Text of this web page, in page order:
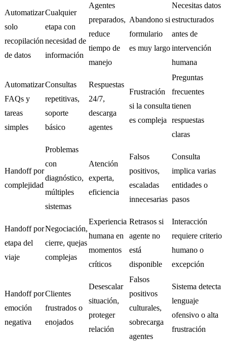
Automatizar
solo
recopilación
de datos
Cualquier
etapa con
necesidad de
información
Agentes
preparados,
reduce
tiempo de
manejo
Abandono si
formulario
es muy largo
Necesitas datos
estructurados
antes de
intervención
humana
Automatizar
FAQs y
tareas
simples
Consultas
repetitivas,
soporte
básico
Respuestas
24/7,
descarga
agentes
Frustración
si la consulta
es compleja
Preguntas
frecuentes
tienen
respuestas
claras
Handoff por
complejidad
Problemas
con
diagnóstico,
múltiples
sistemas
Atención
experta,
eficiencia
Falsos
positivos,
escaladas
innecesarias
Consulta
implica varias
entidades o
pasos
Handoff por
etapa del
viaje
Negociación,
cierre, quejas
complejas
Experiencia
humana en
momentos
críticos
Retrasos si
agente no
está
disponible
Interacción
requiere criterio
humano o
excepción
Handoff por
emoción
negativa
Clientes
frustrados o
enojados
Desescalar
situación,
proteger
relación
Falsos
positivos
culturales,
sobrecarga
agentes
Sistema detecta
lenguaje
ofensivo o alta
frustración